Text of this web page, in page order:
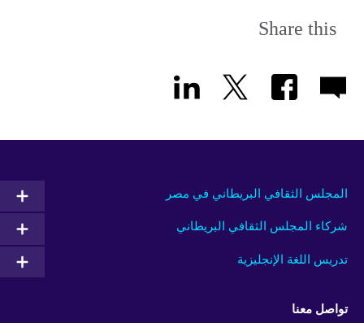
Share this
المجلس الثقافي البريطاني في مصر
شركاء المجلس الثقافي البريطاني
تدريس اللغة الإنجليزية
تواصل معنا